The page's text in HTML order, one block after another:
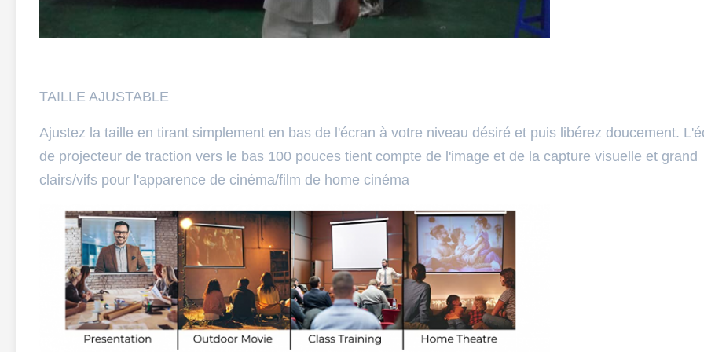
TAILLE AJUSTABLE
Ajustez la taille en tirant simplement en bas de l'écran à votre niveau désiré et puis libérez doucement.
de projecteur de traction vers le bas 100 pouces tient compte de l'image et de la capture visuelle et grand
clairs/vifs pour l'apparence de cinéma/film de home cinéma